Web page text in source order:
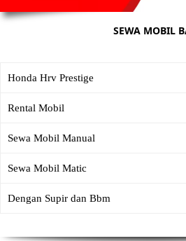
SEWA MOBIL
Honda Hrv Prestige
Rental Mobil
Sewa Mobil Manual
Sewa Mobil Matic
Dengan Supir dan Bbm